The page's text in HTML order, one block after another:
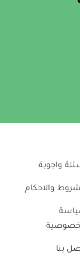
واجوبة
والاحكام
بنا